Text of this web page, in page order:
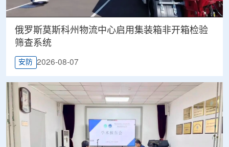
俄罗斯莫斯科州物流中心启用集装箱非开箱检验
筛查系统
安防 2026-08-07